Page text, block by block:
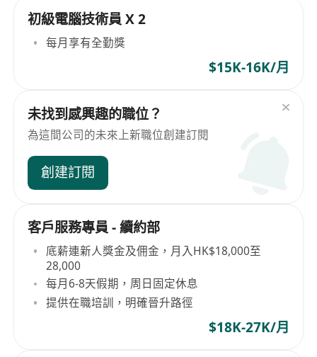
初級電腦技術員 X 2
每月享有全勤獎
$15K-16K/月
未找到感興趣的職位？
為這間公司的未來上新職位創建訂閱
創建訂閱
客戶服務專員 - 續約部
底薪連新人獎金及佣金，月入HK$18,000至
28,000
每月6-8天假期，周日固定休息
提供在職培訓，明確晉升路徑
$18K-27K/月